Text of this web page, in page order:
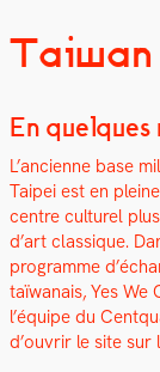
Taiwan
En quelques
L’ancienne base
Taipei est en
cen­tre cul­turel
d’art clas­sique.
pro­gramme
taïwanais, Yes
l’équipe du
d’ouvrir le site sur